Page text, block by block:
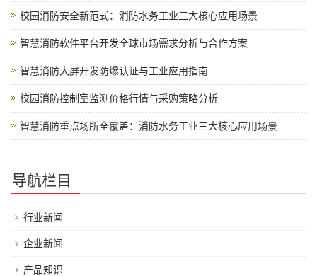
校园消防安全新范式：消防水务工业三大核心应用场景
智慧消防软件平台开发全球市场需求分析与合作方案
智慧消防大屏开发防爆认证与工业应用指南
校园消防控制室监测价格行情与采购策略分析
智慧消防重点场所全覆盖：消防水务工业三大核心应用场景
导航栏目
行业新闻
企业新闻
产品知识